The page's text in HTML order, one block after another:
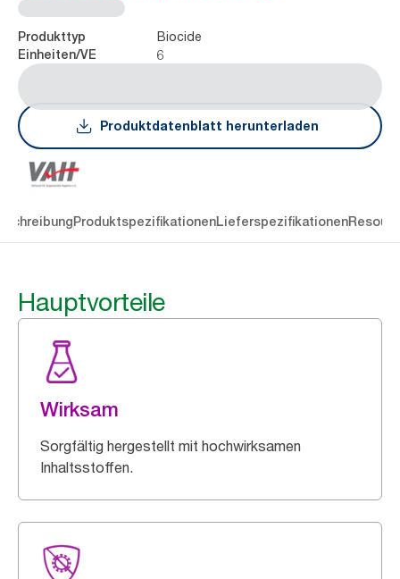
Produkttyp Biocide
Einheiten/VE 6
Produktdatenblatt herunterladen
ProduktspezifikationenLieferspezifikationen
Hauptvorteile
Wirksam
Sorgfältig hergestellt mit hochwirksamen
Inhaltsstoffen.